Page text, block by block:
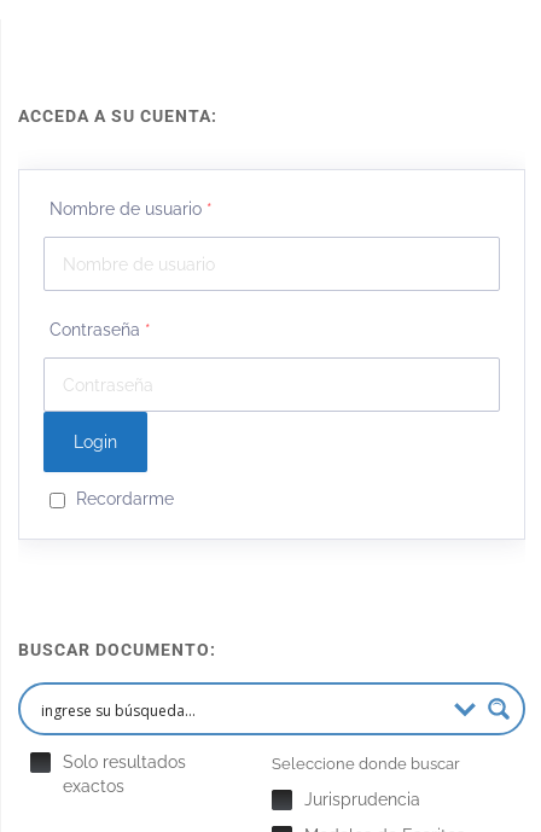
ACCEDA A SU CUENTA:
Nombre de usuario *
Contraseña *
Recordarme
BUSCAR DOCUMENTO:
Solo resultados
exactos
Seleccione donde buscar
Jurisprudencia